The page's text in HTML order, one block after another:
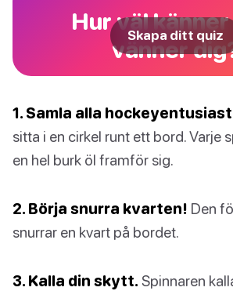
Hur väl
vänner
Skapa ditt quiz
1. Samla alla
sitta i en cirkel runt ett bord. Varje
en hel burk öl framför sig.
2. Börja snurra kvarten! Den
snurrar en kvart på bordet.
3. Kalla din skytt. Spinnaren